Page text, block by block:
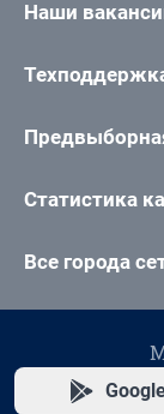
Наши
Статистика
Все города